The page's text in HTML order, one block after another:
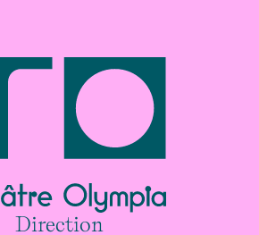
Direction